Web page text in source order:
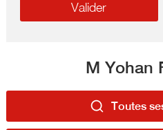
M Yohan
Toutes